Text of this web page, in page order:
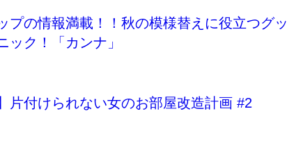
プの情報満載！！秋の模様替えに役立つグッ
ック！「カンナ」
片付けられない女のお部屋改造計画 #2